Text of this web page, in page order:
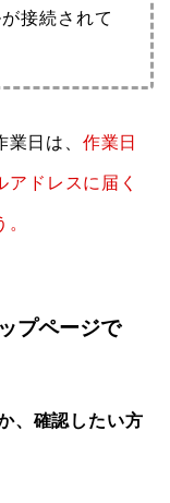
接続されて
日は、 作業日
ドレスに届く
プページで
、確認したい方